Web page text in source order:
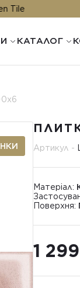
КАТАЛОГ
Артикул -
Матеріал:
Поверхня:
1